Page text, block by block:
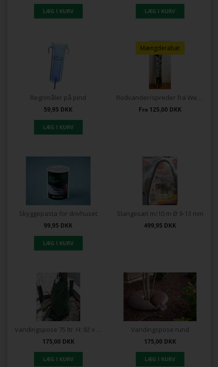
Regnmåler på pind
59,95 DKK
Mængderabat
Rodvander/spreder fra Weibulls
Fra 125,00 DKK
Skyggepasta for drivhuset
99,95 DKK
Slangesæt m/10 m Ø 9-13 mm
499,95 DKK
Vandingspose 75 ltr. H: 92 x 82 cm.
175,00 DKK
Vandingspose rund
175,00 DKK